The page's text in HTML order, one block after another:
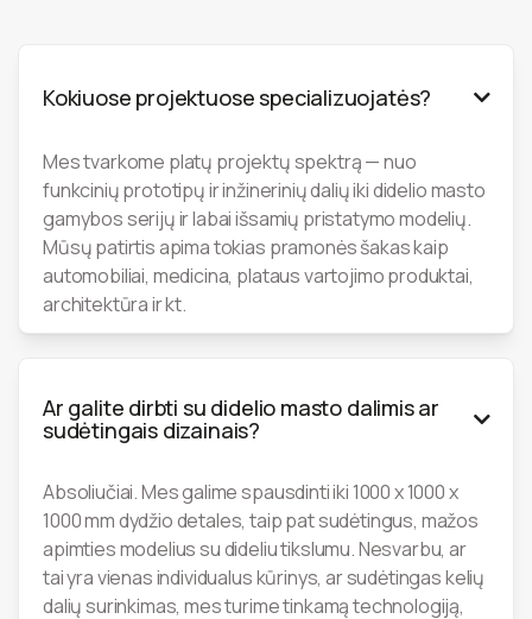
Kokiuose projektuose specializuojatės? 
Mes tvarkome platų projektų spektrą — nuo
funkcinių prototipų ir inžinerinių dalių iki didelio masto
gamybos serijų ir labai išsamių pristatymo modelių.
Mūsų patirtis apima tokias pramonės šakas kaip
automobiliai, medicina, plataus vartojimo produktai,
architektūra ir kt.
Ar galite dirbti su didelio masto dalimis ar
sudėtingais dizainais? 
Absoliučiai. Mes galime spausdinti iki 1000 x 1000 x
1000 mm dydžio detales, taip pat sudėtingus, mažos
apimties modelius su dideliu tikslumu. Nesvarbu, ar
tai yra vienas individualus kūrinys, ar sudėtingas kelių
dalių surinkimas, mes turime tinkamą technologiją,